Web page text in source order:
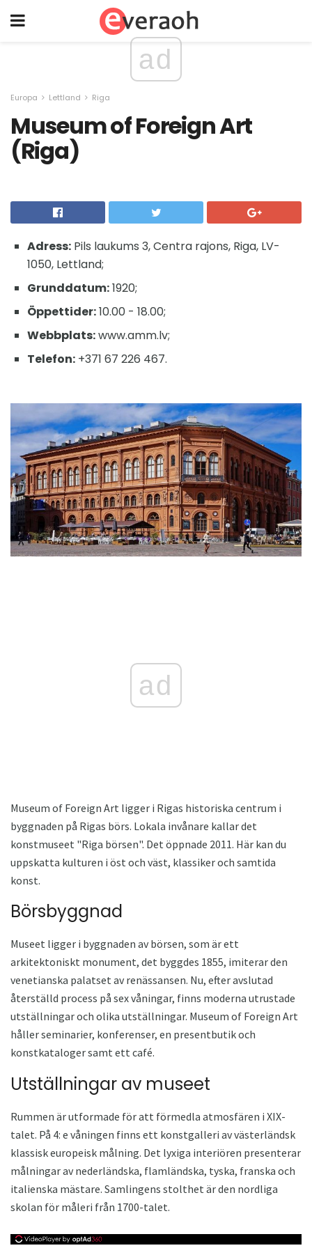
ad
Europa Lettland Riga
Museum of Foreign Art
(Riga)
Adress: Pils laukums 3, Centra rajons, Riga, LV-
1050, Lettland;
Grunddatum:1920;
Öppettider:10.00 - 18.00;
Webbplats:www.amm.lv;
Telefon: +371 67 226 467.
ad
Museum of Foreign Art ligger i Rigas historiska centrum i
byggnaden på Rigas börs. Lokala invånare kallar det
konstmuseet "Riga börsen". Det öppnade 2011. Här kan du
uppskatta kulturen i öst och väst, klassiker och samtida
konst.
Börsbyggnad
Museet ligger i byggnaden av börsen, som är ett
arkitektoniskt monument, det byggdes 1855, imiterar den
venetianska palatset av renässansen. Nu, efter avslutad
återställd process på sex våningar, finns moderna utrustade
utställningar och olika utställningar. Museum of Foreign Art
håller seminarier, konferenser, en presentbutik och
konstkataloger samt ett café.
Utställningar av museet
Rummen är utformade för att förmedla atmosfären i XIX-
talet. På 4: e våningen finns ett konstgalleri av västerländsk
klassisk europeisk målning. Det lyxiga interiören presenterar
målningar av nederländska, flamländska, tyska, franska och
italienska mästare. Samlingens stolthet är den nordliga
skolan för måleri från 1700-talet.